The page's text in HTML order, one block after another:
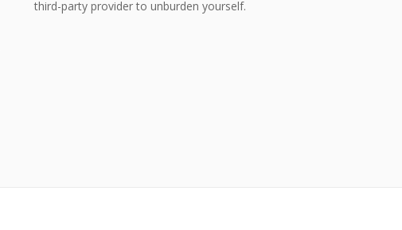
third-party provider to unburden yourself.